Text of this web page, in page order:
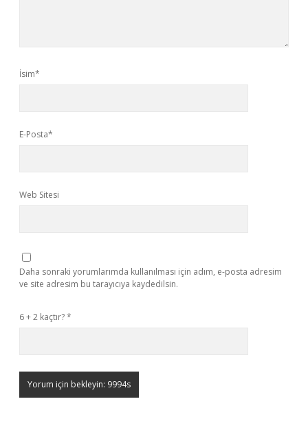
İsim*
E-Posta*
Web Sitesi
Daha sonraki yorumlarımda kullanılması için adım, e-posta adresim
ve site adresim bu tarayıcıya kaydedilsin.
6 + 2 kaçtır?*